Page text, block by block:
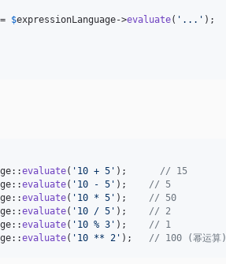
= $expressionLanguage->evaluate( ' ... ' );
evaluate( ' 10 + 5 ' ); // 15
evaluate( ' 10 - 5 ' ); // 5
evaluate( ' 10 * 5 ' ); // 50
evaluate( ' 10 / 5 ' ); // 2
evaluate( ' 10 % 3 ' ); // 1
evaluate( ' 10 ** 2 ' ); // 100 (幂运算)